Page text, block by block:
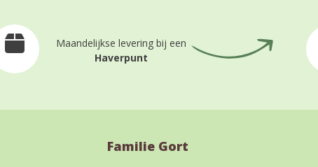
Maandelijkse levering bij een
Haverpunt
Familie Gort